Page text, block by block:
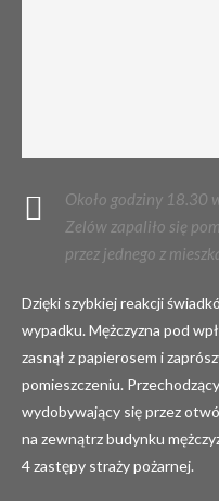
Około godziny 18.30
Zelów zapaliło się
przez jednego z
Dzięki szybkiej reakcji
wypadku. Mężczyzna pod
zasnął z papierosem i
pomieszczeniu.
wydobywający się przez
na zewnątrz budynku
4 zastępy straży pożarnej.